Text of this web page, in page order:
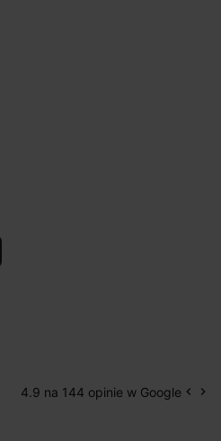
4.9 na 144 opinie w Google keyboard_arrow_left keyboard_arrow_right